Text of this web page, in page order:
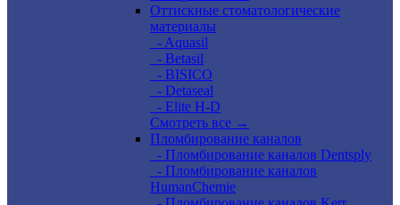
Оттискные стоматологические
материалы
- Aquasil
- Betasil
- BISICO
- Detaseal
- Elite H-D
Смотреть все →
Пломбирование каналов
- Пломбирование каналов Dentsply
- Пломбирование каналов
HumanChemie